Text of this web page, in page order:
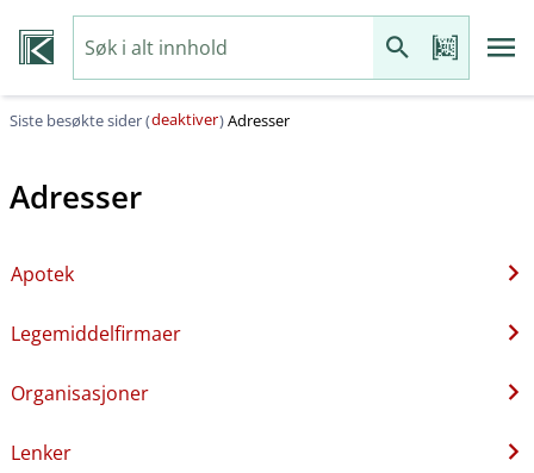
Siste besøkte sider (deaktiver)Adresser
Adresser
Apotek
Legemiddelfirmaer
Organisasjoner
Lenker